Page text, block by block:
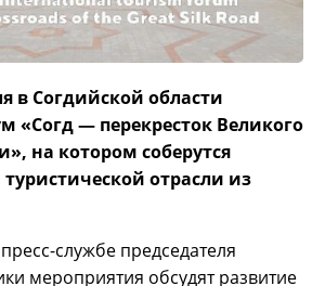
в Согдийской области
«Согд — перекресток Великого
на котором соберутся
отрасли из
службе председателя
мероприятия обсудят развитие